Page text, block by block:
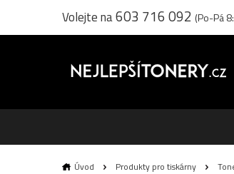
Volejte na603 716 092 (Po-Pá
Úvod Produkty pro tiskárny